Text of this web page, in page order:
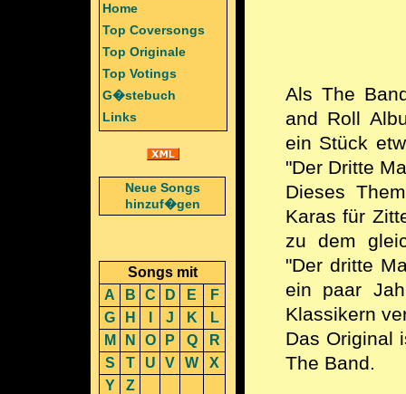
Als The
and Roll
ein Stück
"Der Dritte
Dieses
Karas für
zu dem
"Der dritte
ein paar
Klassikern
Das Original
The Band.
Home
Top Coversongs
Top Originale
Top Votings
G�stebuch
Links
Neue Songs
hinzuf�gen
Songs mit
A
B C D E
F
G
H J K
L
M
N O P Q
R
S
T U V W
X
Y
Z